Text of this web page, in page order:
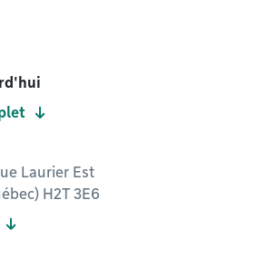
Laurier Est
H2T 3E6